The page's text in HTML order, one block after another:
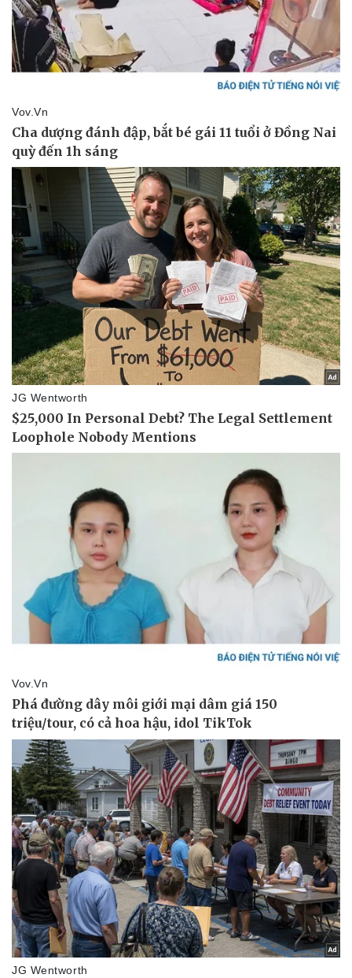
Thể thao
Lịch thi đấu bóng đá
Thế giới thể thao
Ô tô - Xe máy
Xe máy
Tư vấn